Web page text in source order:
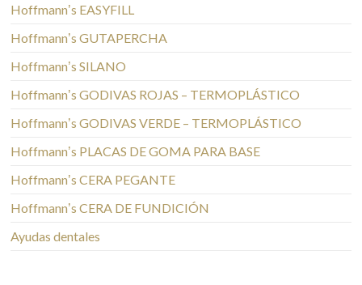
Hoffmannʼs EASYFILL
Hoffmannʼs GUTAPERCHA
Hoffmannʼs SILANO
Hoffmannʼs GODIVAS ROJAS – TERMOPLÁSTICO
Hoffmannʼs GODIVAS VERDE – TERMOPLÁSTICO
Hoffmannʼs PLACAS DE GOMA PARA BASE
Hoffmannʼs CERA PEGANTE
Hoffmannʼs CERA DE FUNDICIÓN
Ayudas dentales